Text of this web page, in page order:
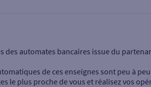
des automates bancaires issue du
de ces enseignes sont peu à
le plus proche de vous et réalisez vos